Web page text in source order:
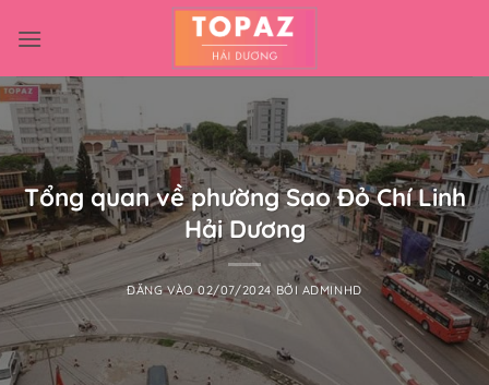
qua
dung
Tổng quan về phường Sao Đỏ Chí Linh
Hải Dương
ĐĂNG VÀO02/07/2024 BỞI ADMINHD